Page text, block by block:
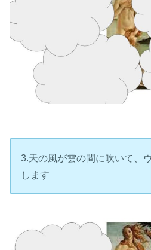
3.天の風が雲の間に吹いて、
します